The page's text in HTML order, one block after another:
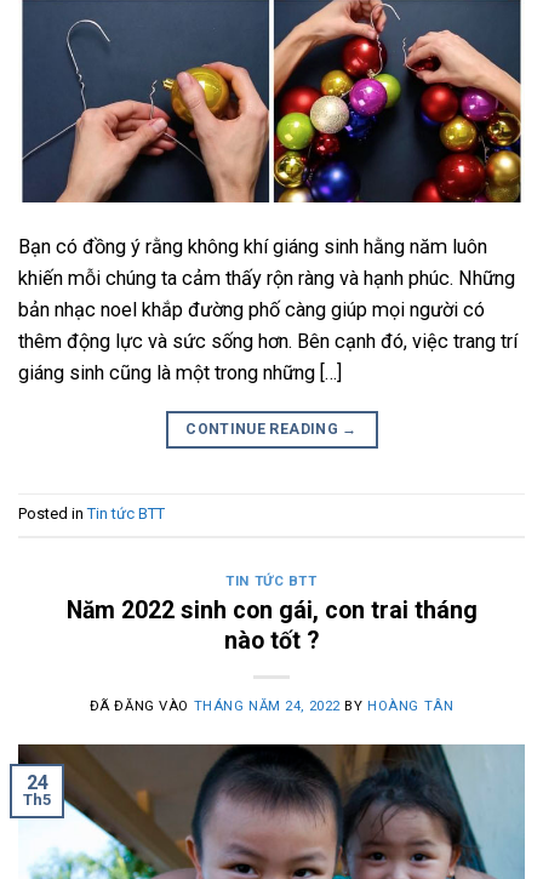
Bạn có đồng ý rằng không khí giáng sinh hằng năm luôn
khiến mỗi chúng ta cảm thấy rộn ràng và hạnh phúc. Những
bản nhạc noel khắp đường phố càng giúp mọi người có
thêm động lực và sức sống hơn. Bên cạnh đó, việc trang trí
giáng sinh cũng là một trong những […]
CONTINUE READING →
Posted inTin tức BTT
TIN TỨC BTT
Năm 2022 sinh con gái, con trai tháng
nào tốt ?
ĐÃ ĐĂNG VÀO THÁNG NĂM 24, 2022BYHOÀNG TÂN
24
Th5